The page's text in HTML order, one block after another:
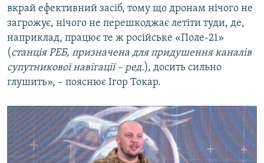
вкрай ефективний засіб, тому що дронам нічого не
загрожує, нічого не перешкоджає летіти туди, де,
наприклад, працює те ж російське «Поле-21»
(станція РЕБ, призначена для придушення каналів
супутникової навігації – ред.), досить сильно
глушить», – пояснює Ігор Токар.